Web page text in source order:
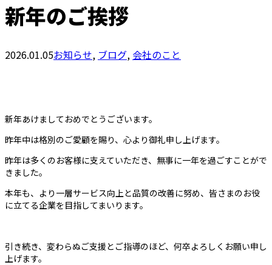
新年のご挨拶
2026.01.05お知らせ, ブログ, 会社のこと
新年あけましておめでとうございます。
昨年中は格別のご愛顧を賜り、心より御礼申し上げます。
昨年は多くのお客様に支えていただき、無事に一年を過ごすことがで
きました。
本年も、より一層サービス向上と品質の改善に努め、皆さまのお役
に立てる企業を目指してまいります。
引き続き、変わらぬご支援とご指導のほど、何卒よろしくお願い申し
上げます。